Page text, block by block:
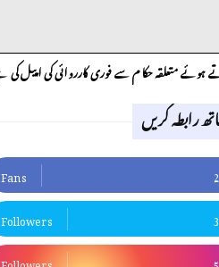
متعلقہ حکام سے فوری کارروائی کی اپیل کی ہے۔
رابطہ کریں
Fans
Followers